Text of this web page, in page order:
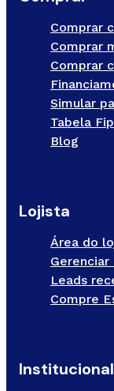
Comprar
Comprar
Comprar
Simular
Tabela
Blog
Lojista
Área do
Gerenciar
Leads
Compre
Institucional